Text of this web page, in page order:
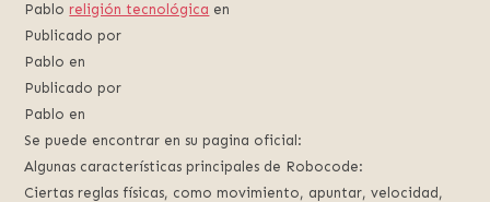
Pablo religión tecnológica en
Publicado por
Pablo en
Publicado por
Pablo en
Se puede encontrar en su pagina oficial:
Algunas características principales de Robocode:
Ciertas reglas físicas, como movimiento, apuntar, velocidad,